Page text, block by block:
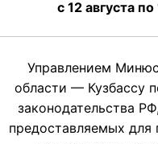
с 12 августа
Управлением
области — Кузбассу
законодательства
предоставляемых для